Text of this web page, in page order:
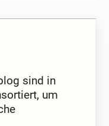
sind in
um